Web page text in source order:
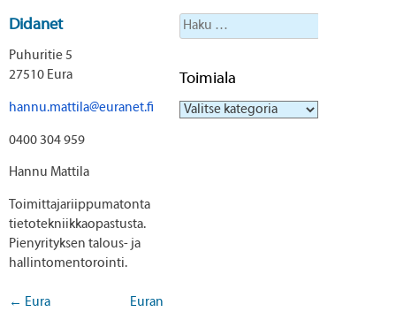
Haku:
Toimiala
Toimiala
Didanet
Puhuritie 5
27510 Eura
hannu.mattila@euranet.fi
0400 304 959
Hannu Mattila
Toimittajariippumatonta
tietotekniikkaopastusta.
Pienyrityksen talous- ja
hallintomentorointi.
← Eura
Euran